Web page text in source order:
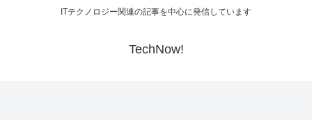
ITテクノロジー関連の記事を中心に発信しています
TechNow!